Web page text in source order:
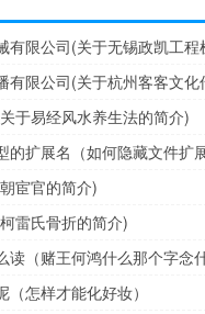
于易经风水养生法的简介)
的扩展名（如何隐藏文件扩展
宦官的简介)
雷氏骨折的简介)
读（赌王何鸿什么那个字念
怎样才能化好妆）